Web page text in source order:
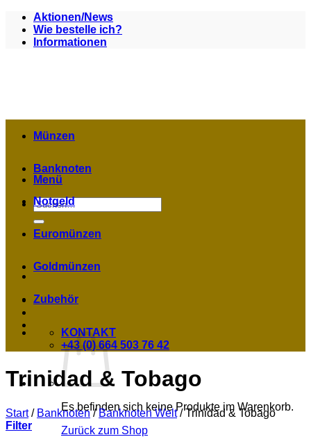
Zum
Inhalt
springen
Aktionen/News
Wie bestelle ich?
Informationen
Menü
Suchen
nach:
Es befinden sich keine Produkte im Warenkorb.
Zurück zum Shop
Münzen
Banknoten
Notgeld
Euromünzen
Goldmünzen
Zubehör
KONTAKT
+43 (0) 664 503 76 42
Trinidad & Tobago
Start / Banknoten / Banknoten Welt /Trinidad & Tobago
Filter